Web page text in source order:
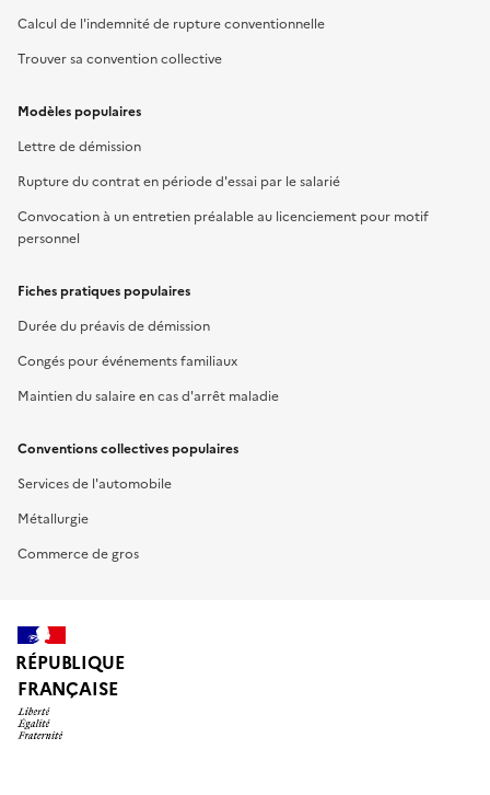
Calcul de l'indemnité de rupture conventionnelle
Trouver sa convention collective
Modèles populaires
Lettre de démission
Rupture du contrat en période d'essai par le salarié
Convocation à un entretien préalable au licenciement pour motif
personnel
Fiches pratiques populaires
Durée du préavis de démission
Congés pour événements familiaux
Maintien du salaire en cas d'arrêt maladie
Conventions collectives populaires
Services de l'automobile
Métallurgie
Commerce de gros
RÉPUBLIQUE
FRANÇAISE